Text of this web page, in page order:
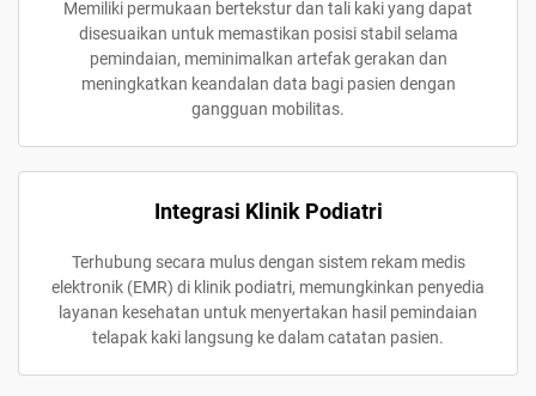
Memiliki permukaan bertekstur dan tali kaki yang dapat
disesuaikan untuk memastikan posisi stabil selama
pemindaian, meminimalkan artefak gerakan dan
meningkatkan keandalan data bagi pasien dengan
gangguan mobilitas.
Integrasi Klinik Podiatri
Terhubung secara mulus dengan sistem rekam medis
elektronik (EMR) di klinik podiatri, memungkinkan penyedia
layanan kesehatan untuk menyertakan hasil pemindaian
telapak kaki langsung ke dalam catatan pasien.